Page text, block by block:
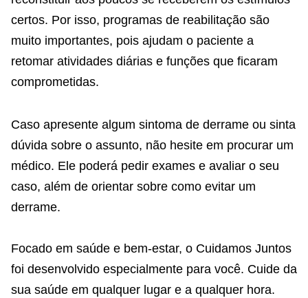
certos. Por isso, programas de reabilitação são
muito importantes, pois ajudam o paciente a
retomar atividades diárias e funções que ficaram
comprometidas.
Caso apresente algum sintoma de derrame ou sinta
dúvida sobre o assunto, não hesite em procurar um
médico. Ele poderá pedir exames e avaliar o seu
caso, além de orientar sobre como evitar um
derrame.
Focado em saúde e bem-estar, o Cuidamos Juntos
foi desenvolvido especialmente para você. Cuide da
sua saúde em qualquer lugar e a qualquer hora.